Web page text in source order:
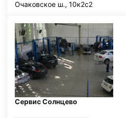
Очаковское ш., 10к2с2
Сервис Солнцево